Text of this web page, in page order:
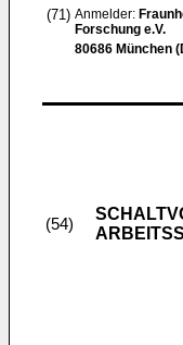
(71) Anmelder:
Forschung e.V.
80686 München
(54)